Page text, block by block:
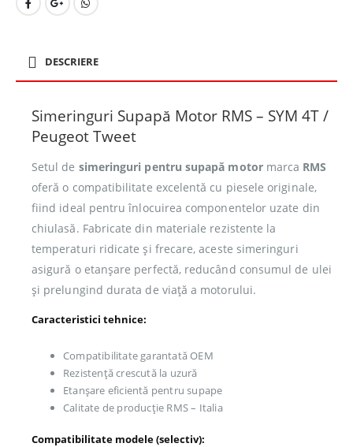
DESCRIERE
Simeringuri Supapă Motor RMS – SYM 4T /
Peugeot Tweet
Setul de simeringuri pentru supapă motormarca RMS
oferă o compatibilitate excelentă cu piesele originale,
fiind ideal pentru înlocuirea componentelor uzate din
chiulasă. Fabricate din materiale rezistente la
temperaturi ridicate și frecare, aceste simeringuri
asigură o etanșare perfectă, reducând consumul de ulei
și prelungind durata de viață a motorului.
Caracteristici tehnice:
Compatibilitate garantată OEM
Rezistență crescută la uzură
Etanșare eficientă pentru supape
Calitate de producție RMS – Italia
Compatibilitate modele (selectiv):